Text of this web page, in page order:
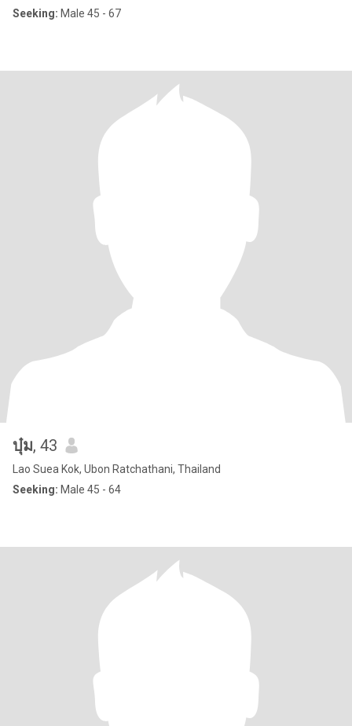
Seeking: Male 45 - 67
บุ๋ม, 43
Lao Suea Kok, Ubon Ratchathani, Thailand
Seeking: Male 45 - 64